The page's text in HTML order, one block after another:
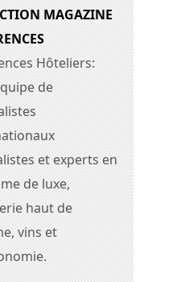
MAGAZINE
Hôteliers:
de
et experts en
de luxe,
haut de
vins et